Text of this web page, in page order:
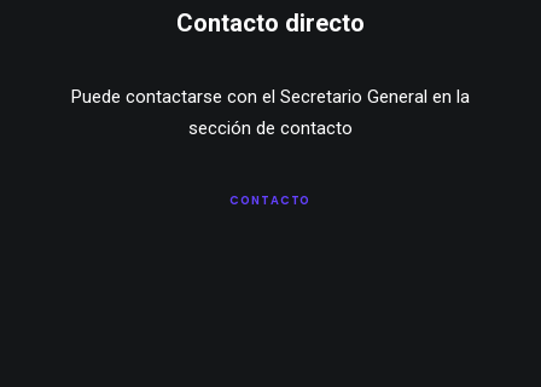
Contacto directo
Puede contactarse con el Secretario General en la
sección de contacto
CONTACTO